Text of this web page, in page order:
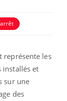
représente les
installés et
sur une
des